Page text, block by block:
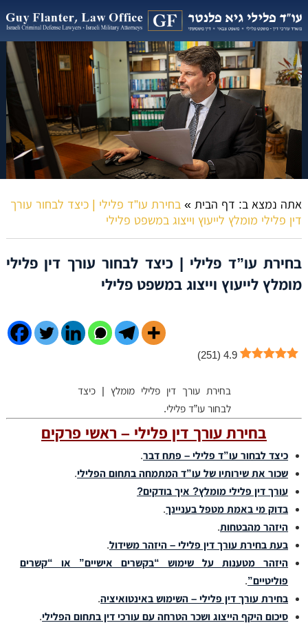
אתה נמצא ב: דף הבית » בחירת עו”ד פלילי | כיצד לבחור עורך
דין פלילי מומלץ לייעוץ וייצוג במשפט פלילי
בחירת עו”ד פלילי | כיצד לבחור עורך דין פלילי
מומלץ לייעוץ וייצוג במשפט פלילי
4.9
(
251
)
בחירת עורך דין פלילי מומלץ | כיצד
לבחור עו”ד פלילי.
בחירת עורך דין פלילי – ראשי פרקים
כיצד לבחור עו”ד פלילי – פתח דבר.
שכור את שירותיו של עו”ד המתמחה בתחום הפלילי.
עורך דין פלילי מומלץ? איך בודקים?
בדוק מי באמת מטפל בעניינך.
היזהר מהבטחות.
בעת בחירת עורך דין פלילי – היזהר משידול.
היזהר מטענות על שימוש “בקשרים אישיים” או “קשרים
פוליטיים”.
בחירת עורך דין פלילי – השימוש באינטואיציה.
סיכום היקף הייצוג ושכר הטרחה עם עורכי דין בתחום הפלילי.